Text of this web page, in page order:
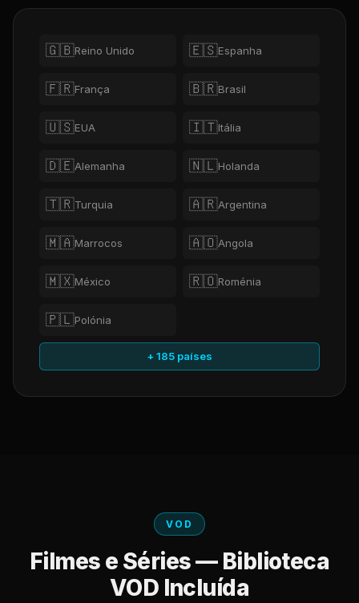
🇬🇧Reino Unido 🇪🇸Espanha
🇫🇷França 🇧🇷Brasil
🇺🇸EUA 🇮🇹Itália
🇩🇪Alemanha 🇳🇱Holanda
🇹🇷Turquia 🇦🇷Argentina
🇲🇦Marrocos 🇦🇴Angola
🇲🇽México 🇷🇴Roménia
🇵🇱Polónia
+ 185 países
VOD
Filmes e Séries — Biblioteca
VOD Incluída